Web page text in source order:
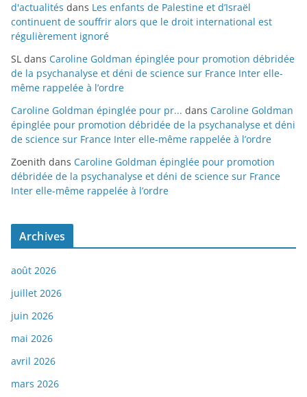
d'actualités dans Les enfants de Palestine et d’Israël
continuent de souffrir alors que le droit international est
régulièrement ignoré
SL dans Caroline Goldman épinglée pour promotion débridée
de la psychanalyse et déni de science sur France Inter elle-
même rappelée à l’ordre
Caroline Goldman épinglée pour pr... dans Caroline Goldman
épinglée pour promotion débridée de la psychanalyse et déni
de science sur France Inter elle-même rappelée à l’ordre
Zoenith dans Caroline Goldman épinglée pour promotion
débridée de la psychanalyse et déni de science sur France
Inter elle-même rappelée à l’ordre
Archives
août 2026
juillet 2026
juin 2026
mai 2026
avril 2026
mars 2026